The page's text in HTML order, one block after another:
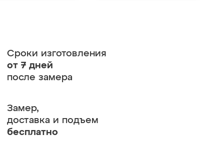
Сроки изготовления
от 7 дней
после замера
Замер,
доставка и подъем
бесплатно